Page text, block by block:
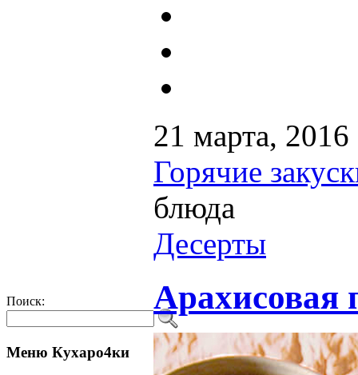
Поиск:
Меню Кухаро4ки
21 марта,
Горячие
блюда
Десерты
Арахисовая